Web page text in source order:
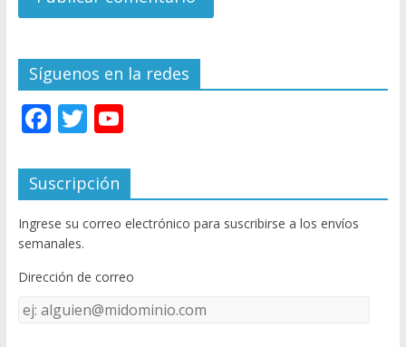
Síguenos en la redes
F
ac
e
b
o
o
k
T
w
itt
er
Y
u
T
u
e
C
Suscripción
Ingrese su correo electrónico para suscribirse a los envíos
semanales.
Dirección de correo
Dirección
de